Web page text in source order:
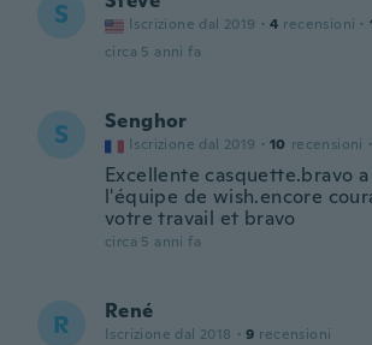
S Iscrizione dal 2019 · 4 recensioni ·
circa 5 anni fa
S Senghor
Iscrizione dal 2019 · 10 recensioni ·
Excellente casquette.bravo
l'équipe de wish.encore
votre travail et bravo
circa 5 anni fa
R René
Iscrizione dal 2018 · 9 recensioni